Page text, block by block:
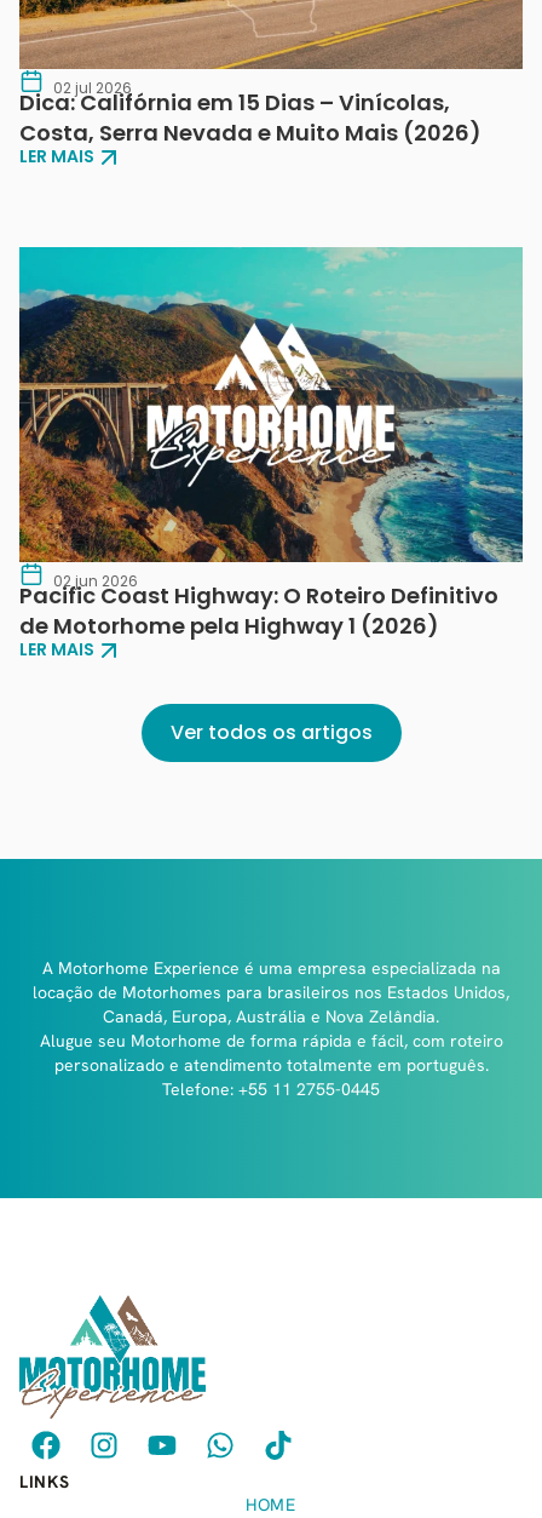
02 jul 2026
Dica: Califórnia em 15 Dias – Vinícolas,
Costa, Serra Nevada e Muito Mais (2026)
LER MAIS
02 jun 2026
Pacific Coast Highway: O Roteiro Definitivo
de Motorhome pela Highway 1 (2026)
LER MAIS
Ver todos os artigos
A Motorhome Experience é uma empresa especializada na
locação de Motorhomes para brasileiros nos Estados Unidos,
Canadá, Europa, Austrália e Nova Zelândia.
Alugue seu Motorhome de forma rápida e fácil, com roteiro
personalizado e atendimento totalmente em português.
Telefone: +55 11 2755-0445
LINKS
HOME